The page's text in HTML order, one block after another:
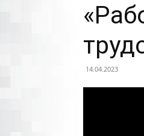
14.04.2023